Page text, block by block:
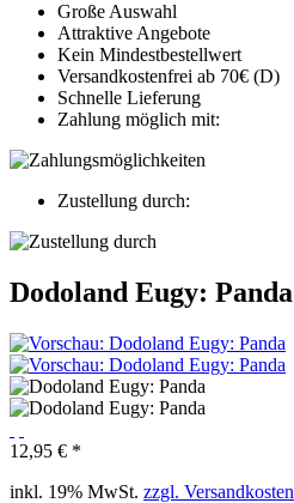
Große Auswahl
Attraktive Angebote
Kein Mindestbestellwert
Versandkostenfrei ab 70€ (D)
Schnelle Lieferung
Zahlung möglich mit:
Zustellung durch:
Dodoland Eugy: Panda
12,95 € *
inkl. 19% MwSt. zzgl. Versandkosten